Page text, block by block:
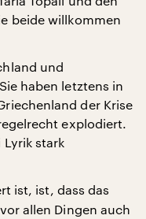
beide willkommen
und
haben letztens in
der Krise
explodiert.
Lyrik stark
ist, ist, dass das
allen Dingen auch